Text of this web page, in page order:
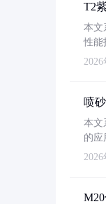
T2
本文
性能
2026
喷
本文
的应
2026